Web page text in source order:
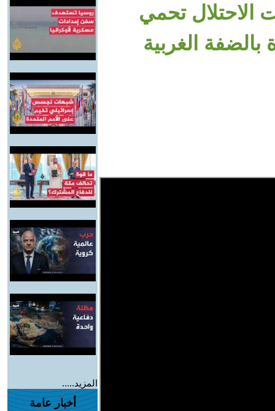
الاحتلال تحمي
بالضفة الغربية
المزيد.....
أخبار عامة